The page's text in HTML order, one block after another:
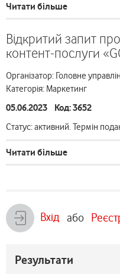
Читати більше
Відкритий запит
контент-послуги
Організатор: Головне
Категорія: Маркетинг
05.06.2023 Код: 3652
Статус: активний. Термін
Читати більше
Вхід або
Результати